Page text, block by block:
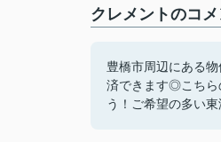
クレメントのコ
豊橋市周辺にある
済できます◎こちら
う！ご希望の多い